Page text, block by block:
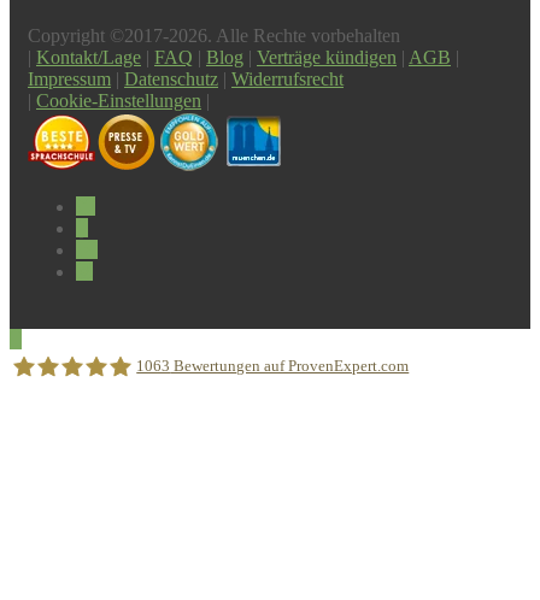
Copyright ©2017-2026. Alle Rechte vorbehalten
| Kontakt/Lage | FAQ | Blog | Verträge kündigen | AGB |
Impressum | Datenschutz | Widerrufsrecht
| Cookie-Einstellungen |
1063 Bewertungen auf ProvenExpert.com